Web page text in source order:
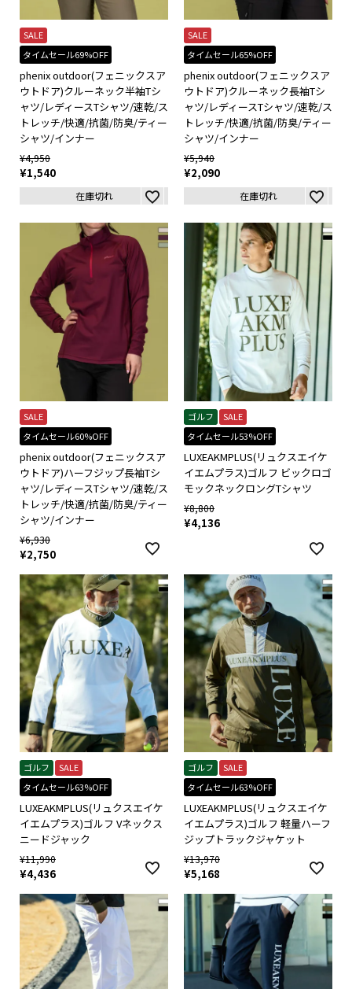
SALE
タイムセール69%OFF
phenix outdoor(フェニックスア
ウトドア)クルーネック半袖Tシ
ャツ/レディースTシャツ/速乾/ス
トレッチ/快適/抗菌/防臭/ティー
シャツ/インナー
¥4,950
¥1,540
在庫切れ
SALE
タイムセール65%OFF
phenix outdoor(フェニックスア
ウトドア)クルーネック長袖Tシ
ャツ/レディースTシャツ/速乾/ス
トレッチ/快適/抗菌/防臭/ティー
シャツ/インナー
¥5,940
¥2,090
在庫切れ
SALE
タイムセール60%OFF
phenix outdoor(フェニックスア
ウトドア)ハーフジップ長袖Tシ
ャツ/レディースTシャツ/速乾/ス
トレッチ/快適/抗菌/防臭/ティー
シャツ/インナー
¥6,930
¥2,750
ゴルフ
SALE
タイムセール53%OFF
LUXEAKMPLUS(リュクスエイケ
イエムプラス)ゴルフ ビックロゴ
モックネックロングTシャツ
¥8,800
¥4,136
ゴルフ
SALE
タイムセール63%OFF
LUXEAKMPLUS(リュクスエイケ
イエムプラス)ゴルフ Vネックス
ニードジャック
¥11,990
¥4,436
ゴルフ
SALE
タイムセール63%OFF
LUXEAKMPLUS(リュクスエイケ
イエムプラス)ゴルフ 軽量ハーフ
ジップトラックジャケット
¥13,970
¥5,168